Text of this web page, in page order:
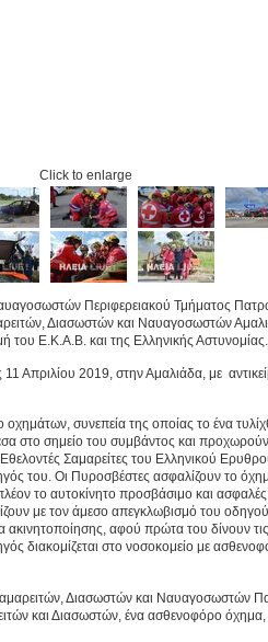
Click to enlarge
Περιφερειακού Τμήματος
Διασωστών και Ναυαγοσωστών
του Ε.Κ.Α.Β. και της Ελληνικής Αστυνομίας.
Απριλίου 2019, στην Αμαλιάδα, με
συνεπεία της οποίας το ένα
στο σημείο του συμβάντος και
Σαμαρείτες του Ελληνικού
του. Οι Πυροσβέστες ασφαλίζουν το
το αυτοκίνητο προσβάσιμο και ασφαλές,
με τον άμεσο απεγκλωβισμό του
ακινητοποίησης, αφού πρώτα του δίνουν
διακομίζεται στο νοσοκομείο με
Διασωστών και Ναυαγοσωστών
και Διασωστών, ένα ασθενοφόρο